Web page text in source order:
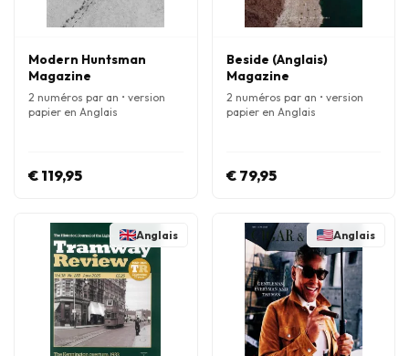
Modern Huntsman
Magazine
2 numéros par an • version
papier en Anglais
€ 119,95
Beside (Anglais)
Magazine
2 numéros par an • version
papier en Anglais
€ 79,95
Anglais Anglais